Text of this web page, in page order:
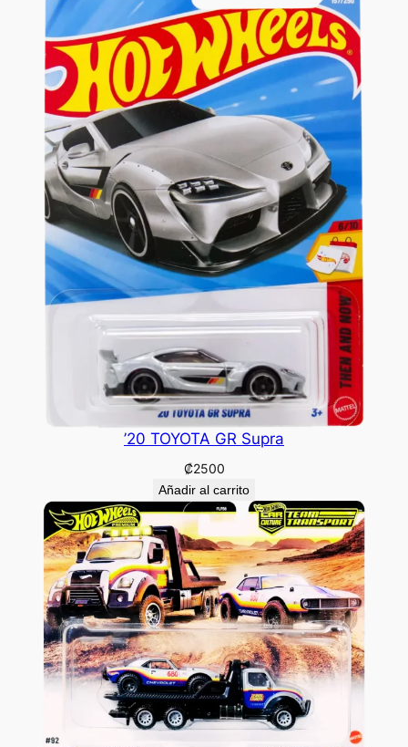
’20 TOYOTA GR Supra
₡2500
Añadir al carrito